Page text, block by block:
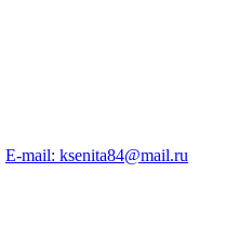
E-mail: ksenita84@mail.ru